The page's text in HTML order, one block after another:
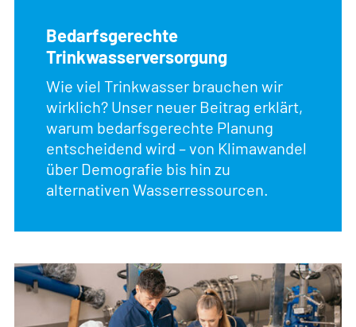
Bedarfsgerechte
Trinkwasserversorgung
Wie viel Trinkwasser brauchen wir
wirklich? Unser neuer Beitrag erklärt,
warum bedarfsgerechte Planung
entscheidend wird – von Klimawandel
über Demografie bis hin zu
alternativen Wasserressourcen.